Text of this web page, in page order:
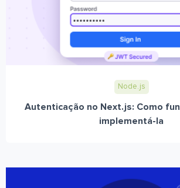
Node.js
Autenticação no Next.js: Como
implementá-la